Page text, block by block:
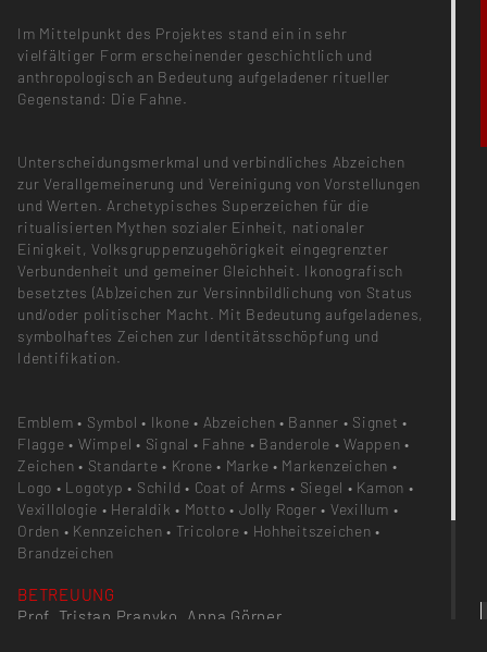
Im Mittelpunkt des Projektes stand ein in sehr
vielfältiger Form erscheinender geschichtlich und
anthropologisch an Bedeutung aufgeladener ritueller
Gegenstand: Die Fahne.
Unterscheidungsmerkmal und verbindliches Abzeichen
zur Verallgemeinerung und Vereinigung von Vorstellungen
und Werten. Archetypisches Superzeichen für die
ritualisierten Mythen sozialer Einheit, nationaler
Einigkeit, Volksgruppenzugehörigkeit eingegrenzter
Verbundenheit und gemeiner Gleichheit. Ikonografisch
besetztes (Ab)zeichen zur Versinnbildlichung von Status
und/oder politischer Macht. Mit Bedeutung aufgeladenes,
symbolhaftes Zeichen zur Identitätsschöpfung und
Identifikation.
Emblem • Symbol • Ikone • Abzeichen • Banner • Signet •
Flagge • Wimpel • Signal • Fahne • Banderole • Wappen •
Zeichen • Standarte • Krone • Marke • Markenzeichen •
Logo • Logotyp • Schild • Coat of Arms • Siegel • Kamon •
Vexillologie • Heraldik • Motto • Jolly Roger • Vexillum •
Orden • Kennzeichen • Tricolore • Hohheitszeichen •
Brandzeichen
BETREUUNG
Prof. Tristan Pranyko, Anna Görner